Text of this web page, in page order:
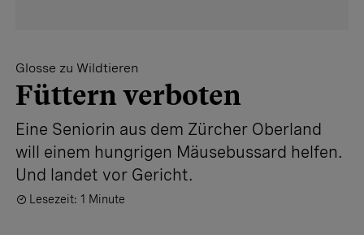
Glosse zu Wildtieren
Füttern verboten
Eine Seniorin aus dem Zürcher Oberland
will einem hungrigen Mäusebussard helfen.
Und landet vor Gericht.
Lesezeit: 1 Minute